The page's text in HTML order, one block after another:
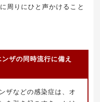
周りにひと声かけること
ザの同時流行に備え
ザなどの感染症は、オ